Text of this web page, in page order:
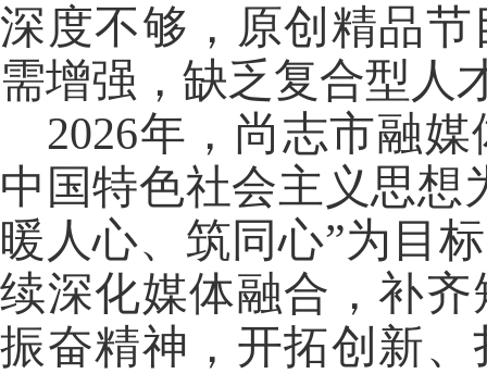
深度不够，原创精品
需增强，缺乏复合型人
2026年，尚志市融
中国特色社会主义思想
暖人心、筑同心”为目
续深化媒体融合，补
振奋精神，开拓创新